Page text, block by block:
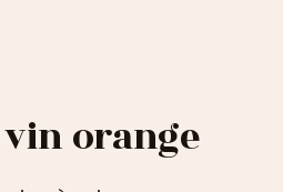
orange